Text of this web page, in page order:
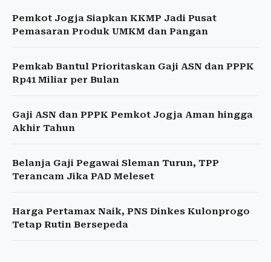
Pemkot Jogja Siapkan KKMP Jadi Pusat
Pemasaran Produk UMKM dan Pangan
Pemkab Bantul Prioritaskan Gaji ASN dan PPPK
Rp41 Miliar per Bulan
Gaji ASN dan PPPK Pemkot Jogja Aman hingga
Akhir Tahun
Belanja Gaji Pegawai Sleman Turun, TPP
Terancam Jika PAD Meleset
Harga Pertamax Naik, PNS Dinkes Kulonprogo
Tetap Rutin Bersepeda